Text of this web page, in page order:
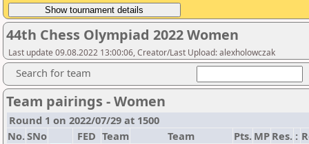
44th Chess Olympiad 2022 Women
Last update 09.08.2022 13:00:06, Creator/Last Upload: alexholowczak
Search for team
Team pairings - Women
Round 1 on 2022/07/29 at 1500
No.SNo FED Team Team Pts. MP Res. :